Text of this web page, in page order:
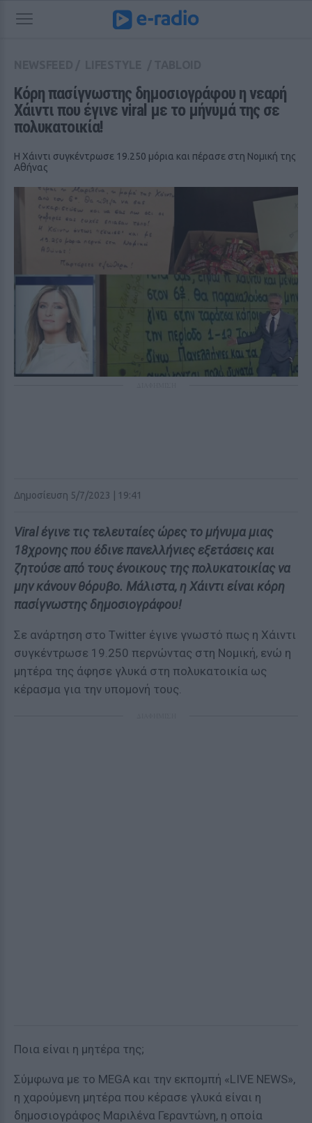
Κόρη πασίγνωστης δημοσιογράφου η νεαρή
Χάιντι που έγινε viral με το μήνυμά της σε
πολυκατοικία!
Η Χάιντι συγκέντρωσε 19.250 μόρια και πέρασε στη Νομική της
Αθήνας
Δημοσίευση 5/7/2023 | 19:41
Viral έγινε τις τελευταίες ώρες το μήνυμα μιας
18χρονης που έδινε πανελλήνιες εξετάσεις και
ζητούσε από τους ένοικους της πολυκατοικίας να
μην κάνουν θόρυβο. Μάλιστα, η Χάιντι είναι κόρη
πασίγνωστης δημοσιογράφου!
Σε ανάρτηση στο Twitter έγινε γνωστό πως η Χάιντι
συγκέντρωσε 19.250 περνώντας στη Νομική, ενώ η
μητέρα της άφησε γλυκά στη πολυκατοικία ως
κέρασμα για την υπομονή τους.
Ποια είναι η μητέρα της;
Σύμφωνα με το MEGA και την εκπομπή «LIVE NEWS»,
η χαρούμενη μητέρα που κέρασε γλυκά είναι η
δημοσιογράφος Μαριλένα Γεραντώνη, η οποία